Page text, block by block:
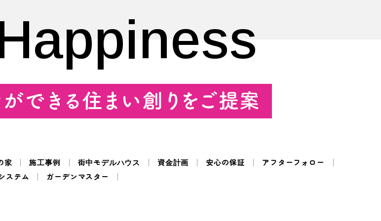
家 施工事例 街中モデルハウス 資金計画 安心の保証
アフターフォロー
ステム ガーデンマスター